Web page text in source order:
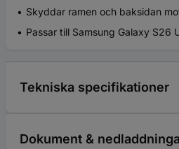
Skyddar ramen och baksidan
Passar till Samsung Galaxy S26
Tekniska specifikationer
Dokument &